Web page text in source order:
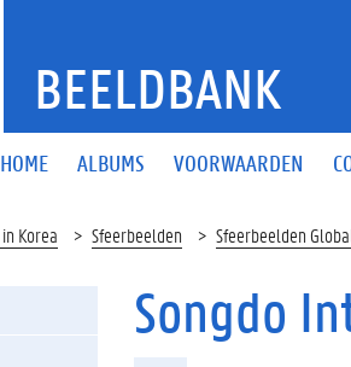
BEELDBANK
HOME ALBUMS VOORWAARDEN
Korea Sfeerbeelden Sfeerbeelden
Songdo